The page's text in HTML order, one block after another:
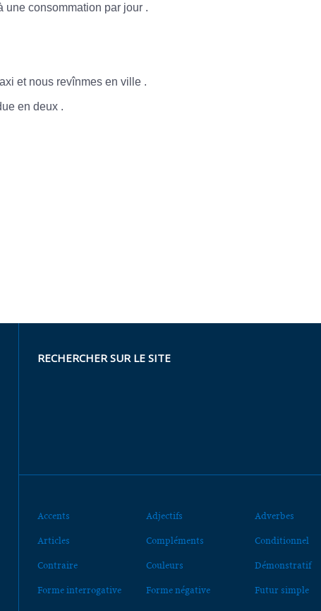
une consommation par jour .
et nous revînmes en ville .
en deux .
RECHERCHER SUR LE SITE
Accents Adjectifs Adverbes
Articles Compléments Conditionnel
Contraire Couleurs Démonstratif
Forme interrogative Forme négative Futur simple